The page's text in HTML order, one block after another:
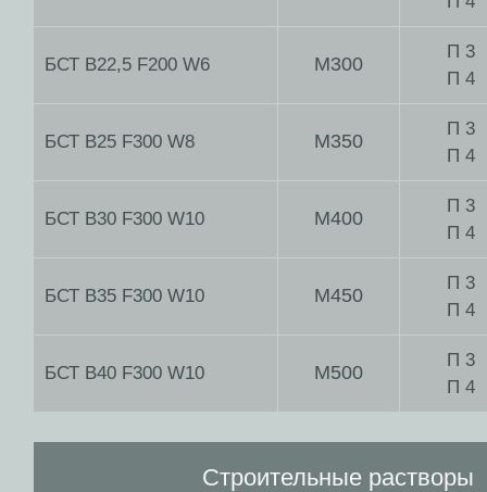
БСТ В22,5 F200 W6 М300
П 3
П 4
БСТ В25 F300 W8 М350
П 3
П 4
БСТ В30 F300 W10 М400
П 3
П 4
БСТ В35 F300 W10 М450
П 3
П 4
БСТ В40 F300 W10 М500
П 3
П 4
Строительные растворы